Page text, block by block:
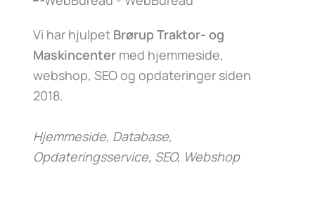
Vi har hjulpet Brørup Traktor- og
Maskincenter med hjemmeside,
webshop, SEO og opdateringer siden
2018.
Hjemmeside, Database,
Opdateringsservice, SEO, Webshop